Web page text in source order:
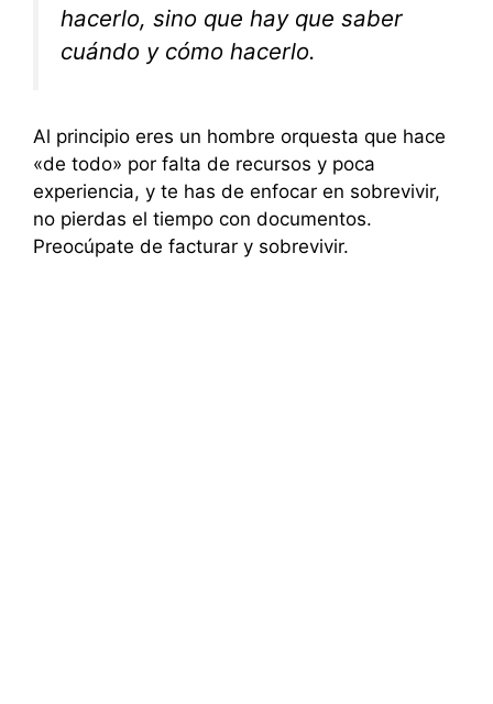
hacerlo, sino que hay que saber
cuándo y cómo hacerlo.
Al principio eres un hombre orquesta que hace
«de todo» por falta de recursos y poca
experiencia, y te has de enfocar en sobrevivir,
no pierdas el tiempo con documentos.
Preocúpate de facturar y sobrevivir.